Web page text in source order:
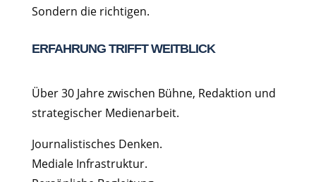
Sondern die richtigen.
ERFAHRUNG TRIFFT WEITBLICK
Über 30 Jahre zwischen Bühne, Redaktion und
strategischer Medienarbeit.
Journalistisches Denken.
Mediale Infrastruktur.